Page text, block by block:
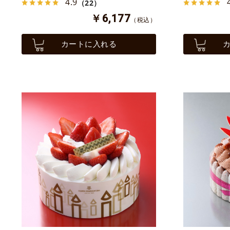
（22）
￥6,177 （税込）
カートに入れる